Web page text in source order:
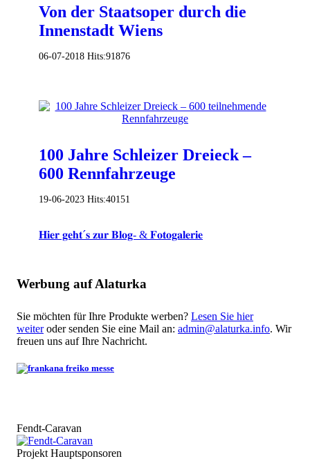
Von der Staatsoper durch die
Innenstadt Wiens
06-07-2018 Hits:91876
100 Jahre Schleizer Dreieck –
600 Rennfahrzeuge
19-06-2023 Hits:40151
𝐇𝐢𝐞𝐫 𝐠𝐞𝐡𝐭´𝐬 𝐳𝐮𝐫 𝐁𝐥𝐨𝐠- & 𝐅𝐨𝐭𝐨𝐠𝐚𝐥𝐞𝐫𝐢𝐞
Werbung auf Alaturka
Sie möchten für Ihre Produkte werben? Lesen Sie hier
weiteroder senden Sie eine Mail an: admin@alaturka.info. Wir
freuen uns auf Ihre Nachricht.
Fendt-Caravan
Projekt Hauptsponsoren